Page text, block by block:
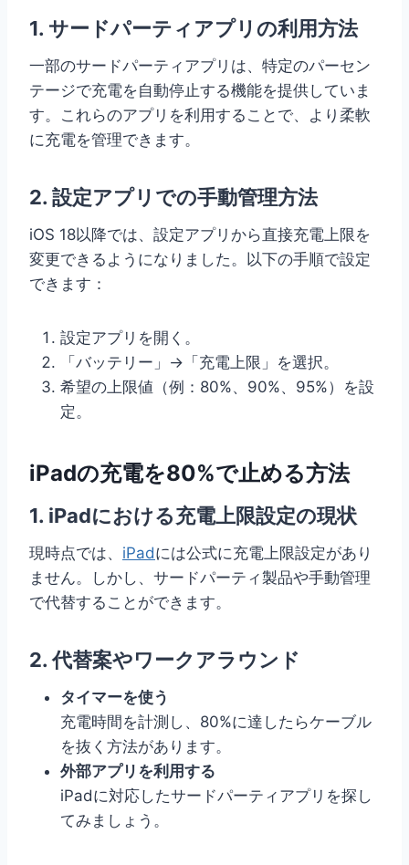
1. サードパーティアプリの利用方法
一部のサードパーティアプリは、特定のパーセン
テージで充電を自動停止する機能を提供していま
す。これらのアプリを利用することで、より柔軟
に充電を管理できます。
2. 設定アプリでの手動管理方法
iOS 18以降では、設定アプリから直接充電上限を
変更できるようになりました。以下の手順で設定
できます：
設定アプリを開く。
「バッテリー」→「充電上限」を選択。
希望の上限値（例：80%、90%、95%）を設
定。
iPadの充電を80%で止める方法
1. iPadにおける充電上限設定の現状
現時点では、 iPadには公式に充電上限設定があり
ません。しかし、サードパーティ製品や手動管理
で代替することができます。
2. 代替案やワークアラウンド
タイマーを使う
充電時間を計測し、80%に達したらケーブル
を抜く方法があります。
外部アプリを利用する
iPadに対応したサードパーティアプリを探し
てみましょう。